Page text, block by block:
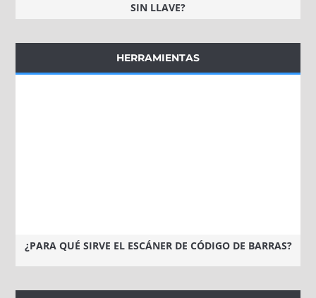
SIN LLAVE?
HERRAMIENTAS
¿PARA QUÉ SIRVE EL ESCÁNER DE CÓDIGO DE BARRAS?